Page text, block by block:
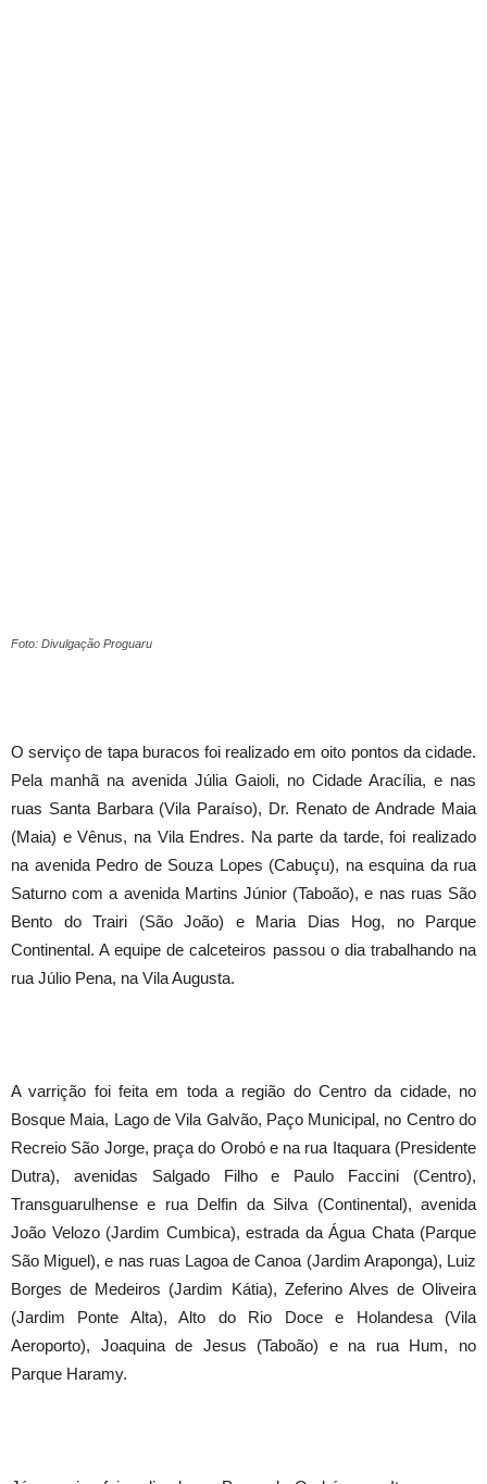
Foto: Divulgação Proguaru
O serviço de tapa buracos foi realizado em oito pontos da cidade.
Pela manhã na avenida Júlia Gaioli, no Cidade Aracília, e nas
ruas Santa Barbara (Vila Paraíso), Dr. Renato de Andrade Maia
(Maia) e Vênus, na Vila Endres. Na parte da tarde, foi realizado
na avenida Pedro de Souza Lopes (Cabuçu), na esquina da rua
Saturno com a avenida Martins Júnior (Taboão), e nas ruas São
Bento do Trairi (São João) e Maria Dias Hog, no Parque
Continental. A equipe de calceteiros passou o dia trabalhando na
rua Júlio Pena, na Vila Augusta.
A varrição foi feita em toda a região do Centro da cidade, no
Bosque Maia, Lago de Vila Galvão, Paço Municipal, no Centro do
Recreio São Jorge, praça do Orobó e na rua Itaquara (Presidente
Dutra), avenidas Salgado Filho e Paulo Faccini (Centro),
Transguarulhense e rua Delfin da Silva (Continental), avenida
João Velozo (Jardim Cumbica), estrada da Água Chata (Parque
São Miguel), e nas ruas Lagoa de Canoa (Jardim Araponga), Luiz
Borges de Medeiros (Jardim Kátia), Zeferino Alves de Oliveira
(Jardim Ponte Alta), Alto do Rio Doce e Holandesa (Vila
Aeroporto), Joaquina de Jesus (Taboão) e na rua Hum, no
Parque Haramy.